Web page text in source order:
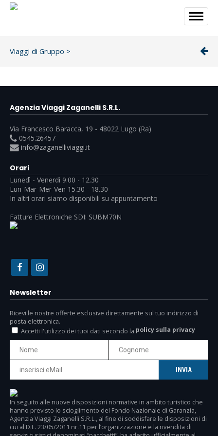
Viaggi di Gruppo >
Agenzia Viaggi Zaganelli S.R.L.
Via Francesco Baracca, 19 - 48022 Lugo (Ra)
0545.26457
info@zaganelliviaggi.it
Orari
Lunedì - Venerdì 9.00 - 12.30
Lun-Mar-Mer-Ven 15.30 - 18.30
In altri orari siamo disponibili su appuntamento
Fatture Elettroniche SDI: SUBM70N
Newsletter
Ricevi le nostre offerte esclusive direttamente sul tuo indirizzo di
posta elettronica.
Accetti l'utilizzo dei tuoi dati secondo la policy sulla privacy
In seguito alle nuove disposizioni normative in ambito turistico che
hanno previsto lo scioglimento del Fondo Nazionale di Garanzia,
Agenzia Viaggi Zaganelli S.R.L., al fine di soddisfare le disposizioni di
cui al D.L. 23/05/2011 nr.11 per l’organizzazione e la rivendita di